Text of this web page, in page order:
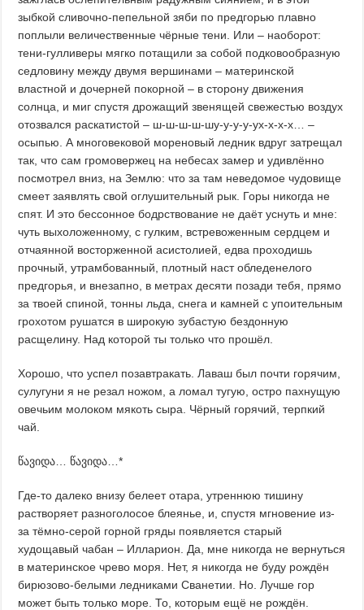
зыбкой сливочно-пепельной зяби по предгорью плавно
поплыли величественные чёрные тени. Или – наоборот:
тени-гулливеры мягко потащили за собой подковообразную
седловину между двумя вершинами – материнской
властной и дочерней покорной – в сторону движения
солнца, и миг спустя дрожащий звенящей свежестью воздух
отозвался раскатистой – ш-ш-ш-ш-шу-у-у-у-ух-х-х-х… –
осыпью. А многовековой мореновый ледник вдруг затрещал
так, что сам громовержец на небесах замер и удивлённо
посмотрел вниз, на Землю: что за там неведомое чудовище
смеет заявлять свой оглушительный рык. Горы никогда не
спят. И это бессонное бодрствование не даёт уснуть и мне:
чуть выхоложенному, с гулким, встревоженным сердцем и
отчаянной восторженной асистолией, едва проходишь
прочный, утрамбованный, плотный наст обледенелого
предгорья, и внезапно, в метрах десяти позади тебя, прямо
за твоей спиной, тонны льда, снега и камней с упоительным
грохотом рушатся в широкую зубастую бездонную
расщелину. Над которой ты только что прошёл.
Хорошо, что успел позавтракать. Лаваш был почти горячим,
сулугуни я не резал ножом, а ломал тугую, остро пахнущую
овечьим молоком мякоть сыра. Чёрный горячий, терпкий
чай.
წავიდა… წავიდა…*
Где-то далеко внизу белеет отара, утреннюю тишину
растворяет разноголосое блеянье, и, спустя мгновение из-
за тёмно-серой горной гряды появляется старый
худощавый чабан – Илларион. Да, мне никогда не вернуться
в материнское чрево моря. Нет, я никогда не буду рождён
бирюзово-белыми ледниками Сванетии. Но. Лучше гор
может быть только море. То, которым ещё не рождён.